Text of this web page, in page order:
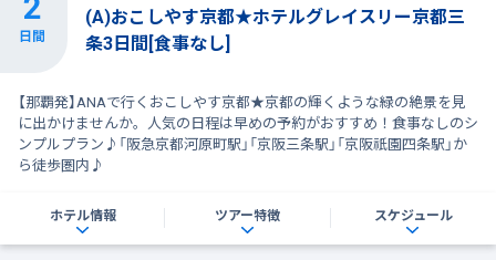
(A)おこしやす京都★ホテルグレイスリー京都三
条3日間[食事なし]
【那覇発】ANAで行くおこしやす京都★京都の輝くような緑の絶景を見
に出かけませんか。人気の日程は早めの予約がおすすめ！食事なしのシ
ンプルプラン♪「阪急京都河原町駅」「京阪三条駅」「京阪祇園四条駅」か
ら徒歩圏内♪
ホテル情報 ツアー特徴 スケジュール